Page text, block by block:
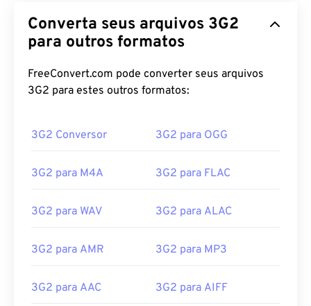
Converta seus arquivos 3G2
para outros formatos
FreeConvert.com pode converter seus arquivos
3G2 para estes outros formatos:
3G2 Conversor 3G2 para OGG
3G2 para M4A 3G2 para FLAC
3G2 para WAV 3G2 para ALAC
3G2 para AMR 3G2 para MP3
3G2 para AAC 3G2 para AIFF